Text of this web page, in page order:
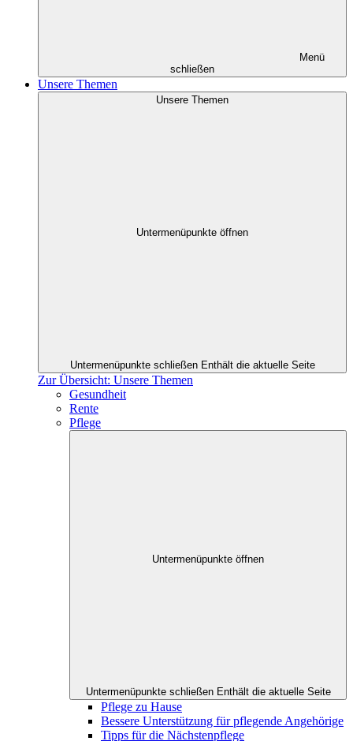
Menü
schließen
Unsere Themen
Unsere Themen
Untermenüpunkte öffnen
Untermenüpunkte schließen Enthält die aktuelle Seite
Zur Übersicht: Unsere Themen
Gesundheit
Rente
Pflege
Untermenüpunkte öffnen
Untermenüpunkte schließen Enthält die aktuelle Seite
Pflege zu Hause
Bessere Unterstützung für pflegende Angehörige
Tipps für die Nächstenpflege